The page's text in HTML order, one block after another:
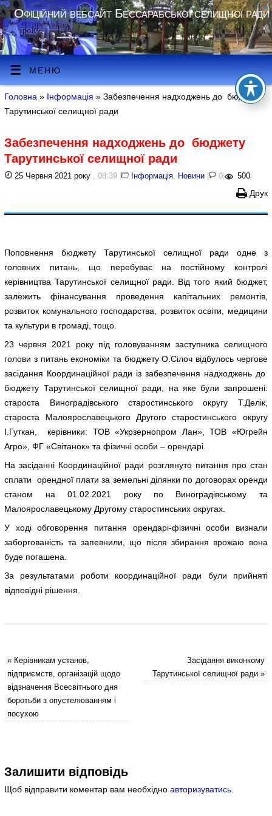
Офіційний вебсайт Бессарабської селищної ради
МЕНЮ
Головна » Інформація » Забезпечення надходжень до бюджету
Тарутинської селищної ради
Забезпечення надходжень до бюджету
Тарутинської селищної ради
25 Червня 2021 року , 08:39 | Інформація, Новини | 0 | 500
Друк
Поповнення бюджету Тарутинської селищної ради одне з
головних питань, що перебуває на постійному контролі
керівництва Тарутинської селищної ради. Від того який бюджет,
залежить фінансування проведення капітальних ремонтів,
розвиток комунального господарства, розвиток освіти, медицини
та культури в громаді, тощо.
23 червня 2021 року під головуванням заступника селищного
голови з питань економіки та бюджету О.Сілоч відбулось чергове
засідання Координаційної ради із забезпечення надходжень до
бюджету Тарутинської селищної ради, на яке були запрошені:
староста Виноградівського старостинського округу Т.Делік,
староста Малоярославецького Другого старостинського округу
І.Гуткан, керівники: ТОВ «Укрзернопром Лан», ТОВ «Югрейн
Агро», ФГ «Світанок» та фізичні особи – орендарі.
На засіданні Координаційної ради розглянуто питання про стан
сплати орендної плати за земельні ділянки по договорах оренди
станом на 01.02.2021 року по Виноградівському та
Малоярославецькому Другому старостинських округах.
У ході обговорення питання орендарі-фізичні особи визнали
заборгованість та запевнили, що після збирання врожаю вона
буде погашена.
За результатами роботи координаційної ради були прийняті
відповідні рішення.
«Керівникам установ,
підприємств, організацій щодо
відзначення Всесвітнього дня
боротьби з опустелюванням і
посухою
Засідання виконкому
Тарутинської селищної ради»
Залишити відповідь
Щоб відправити коментар вам необхідноавторизуватись